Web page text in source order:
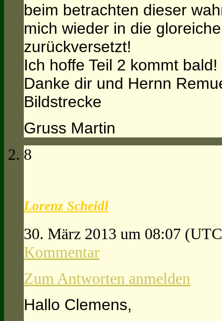
beim betrachten dieser
mich wieder in die
zurückversetzt!
Ich hoffe Teil 2 kommt bald!
Danke dir und Hernn
Bildstrecke
Gruss Martin
8
Lorenz Scheidl
30. März 2013 um 08:07
Kommentar
Zum Antworten anmelden
Hallo Clemens,